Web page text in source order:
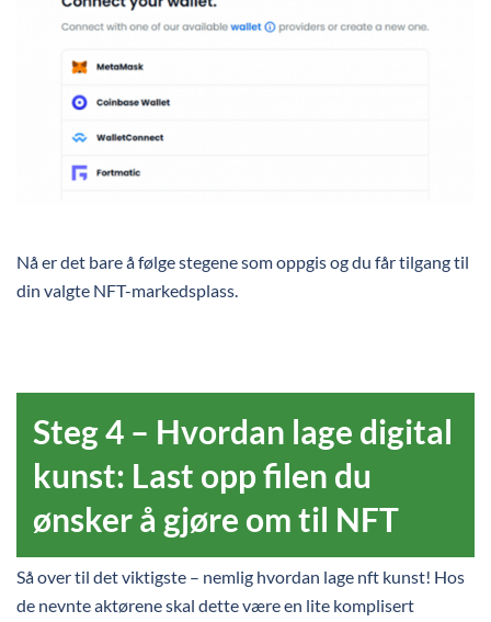
Nå er det bare å følge stegene som oppgis og du får tilgang til
din valgte NFT-markedsplass.
Steg 4 – Hvordan lage digital
kunst: Last opp filen du
ønsker å gjøre om til NFT
Så over til det viktigste – nemlig hvordan lage nft kunst! Hos
de nevnte aktørene skal dette være en lite komplisert